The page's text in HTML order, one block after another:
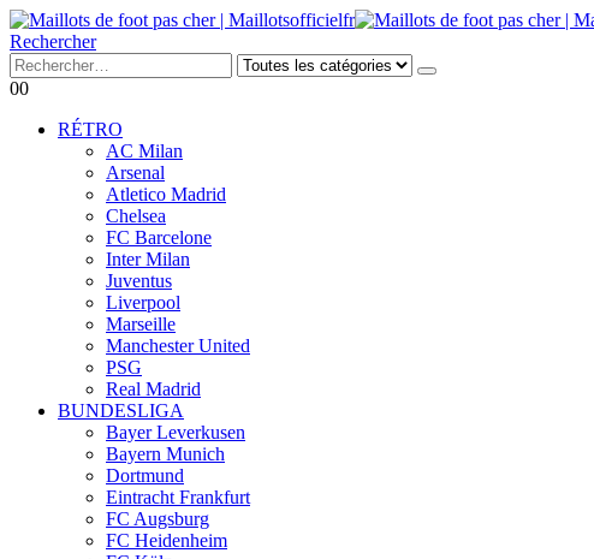
Rechercher
00
RÉTRO
AC Milan
Arsenal
Atletico Madrid
Chelsea
FC Barcelone
Inter Milan
Juventus
Liverpool
Marseille
Manchester United
PSG
Real Madrid
BUNDESLIGA
Bayer Leverkusen
Bayern Munich
Dortmund
Eintracht Frankfurt
FC Augsburg
FC Heidenheim